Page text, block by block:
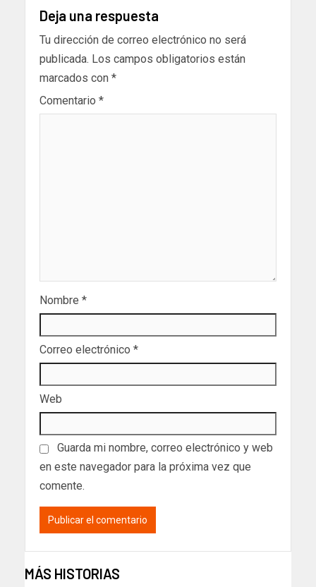
Deja una respuesta
Tu dirección de correo electrónico no será
publicada. Los campos obligatorios están
marcados con *
Comentario *
Nombre *
Correo electrónico *
Web
Guarda mi nombre, correo electrónico y web
en este navegador para la próxima vez que
comente.
MÁS HISTORIAS